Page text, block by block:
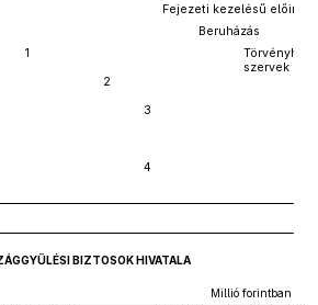
Fejezeti kezelésű
Beruházás
1
szervek
2
3
4
BIZTOSOK HIVATALA
Millió forintban